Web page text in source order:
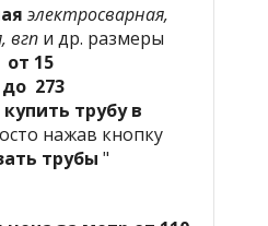
электросварная,
вгп и др. размеры
от 15
до 273
купить трубу в
нажав кнопку
трубы "